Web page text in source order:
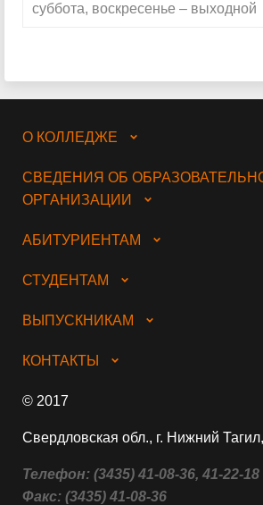
суббота, воскресенье – выходной
О КОЛЛЕДЖЕ
СВЕДЕНИЯ ОБ
ОРГАНИЗАЦИИ
АБИТУРИЕНТАМ
СТУДЕНТАМ
ВЫПУСКНИКАМ
КОНТАКТЫ
© 2017
Свердловская обл., г. Нижний
Телефон: (3435) 41-08-36, 41-22-18
Факс: (3435) 41-08-36